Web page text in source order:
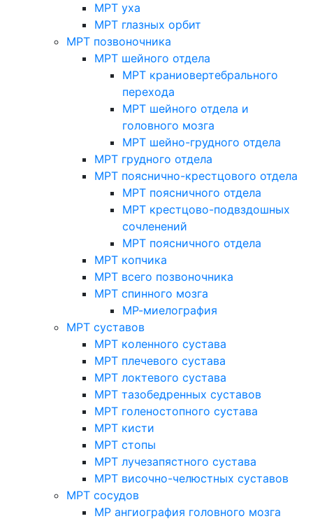
МРТ уха
МРТ глазных орбит
МРТ позвоночника
МРТ шейного отдела
МРТ краниовертебрального
перехода
МРТ шейного отдела и
головного мозга
МРТ шейно-грудного отдела
МРТ грудного отдела
МРТ пояснично-крестцового отдела
МРТ поясничного отдела
МРТ крестцово-подвздошных
сочленений
МРТ поясничного отдела
МРТ копчика
МРТ всего позвоночника
МРТ спинного мозга
МР-миелография
МРТ суставов
МРТ коленного сустава
МРТ плечевого сустава
МРТ локтевого сустава
МРТ тазобедренных суставов
МРТ голеностопного сустава
МРТ кисти
МРТ стопы
МРТ лучезапястного сустава
МРТ височно-челюстных суставов
МРТ сосудов
МР ангиография головного мозга